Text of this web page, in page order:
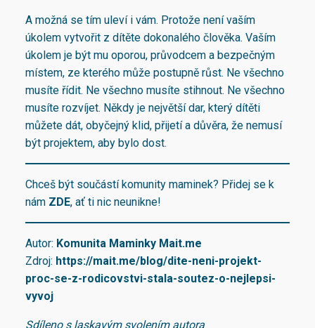
A možná se tím uleví i vám. Protože není vaším
úkolem vytvořit z dítěte dokonalého člověka. Vaším
úkolem je být mu oporou, průvodcem a bezpečným
místem, ze kterého může postupně růst. Ne všechno
musíte řídit. Ne všechno musíte stihnout. Ne všechno
musíte rozvíjet. Někdy je největší dar, který dítěti
můžete dát, obyčejný klid, přijetí a důvěra, že nemusí
být projektem, aby bylo dost.
Chceš být součástí komunity maminek? Přidej se k
nám ZDE, ať ti nic neunikne!
Autor: Komunita Maminky Mait.me
Zdroj: https://mait.me/blog/dite-neni-projekt-
proc-se-z-rodicovstvi-stala-soutez-o-nejlepsi-
vyvoj
Sdíleno s laskavým svolením autora